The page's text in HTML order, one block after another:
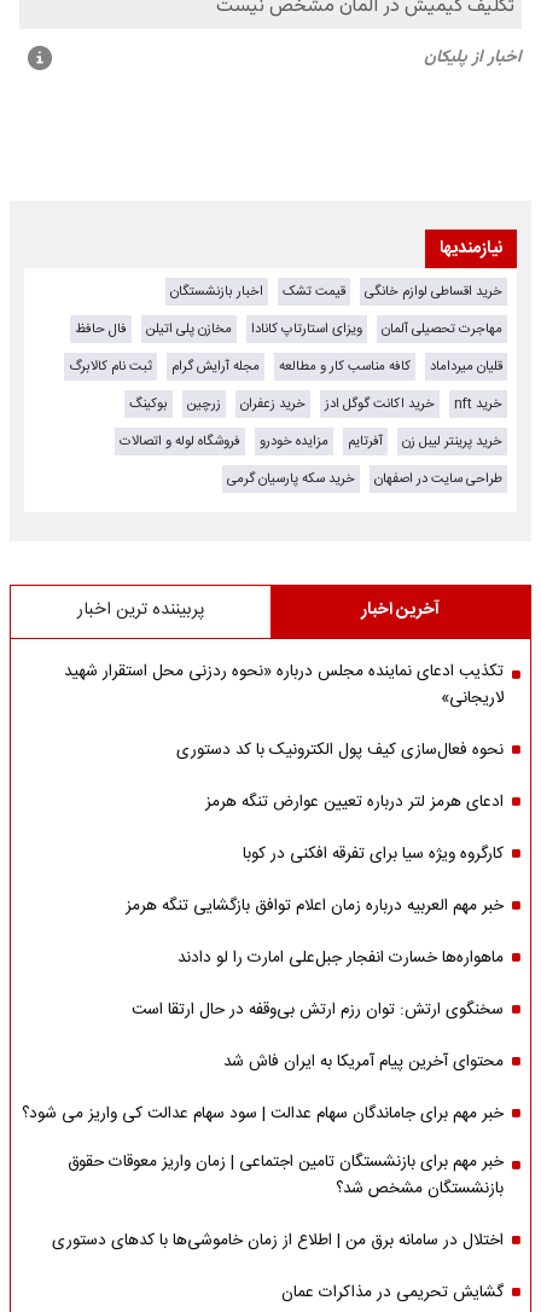
نیازمندیها
خرید اقساطی لوازم خانگی قیمت تشک
اخبار بازنشستگان
مهاجرت تحصیلی آلمان
ویزای استارتاپ کانادا مخازن پلی اتیلن
فال حافظ
قلیان میرداماد
کافه مناسب کار و مطالعه مجله آرایش گرام
ثبت نام کالابرگ
خرید nft
خرید اکانت گوگل ادز خرید زعفران زرچین
بوکینگ
خرید پرینتر لیبل زن
آفرتایم مزایده خودرو
فروشگاه لوله و اتصالات
طراحی سایت در اصفهان
خرید سکه پارسیان گرمی
آخرین اخبار پربیننده ترین اخبار
تکذیب ادعای نماینده مجلس درباره «نحوه ردزنی محل استقرار شهید
لاریجانی»
نحوه فعال‌سازی کیف پول الکترونیک با کد دستوری
ادعای هرمز لتر درباره تعیین عوارض تنگه هرمز
کارگروه ویژه سیا برای تفرقه افکنی در کوبا
خبر مهم العربیه درباره زمان اعلام توافق بازگشایی تنگه هرمز
ماهواره‌‌ها خسارت انفجار جبل‌علی امارت را لو دادند
سخنگوی ارتش: توان رزم ارتش بی‌وقفه در حال ارتقا است
محتوای آخرین پیام آمریکا به ایران فاش شد
خبر مهم برای جاماندگان سهام عدالت | سود سهام عدالت کی واریز می شود؟
خبر مهم برای بازنشستگان تامین اجتماعی | زمان واریز معوقات حقوق
بازنشستگان مشخص شد؟
اختلال در سامانه برق من | اطلاع از زمان خاموشی‌ها با کدهای دستوری
گشایش تحریمی در مذاکرات عمان